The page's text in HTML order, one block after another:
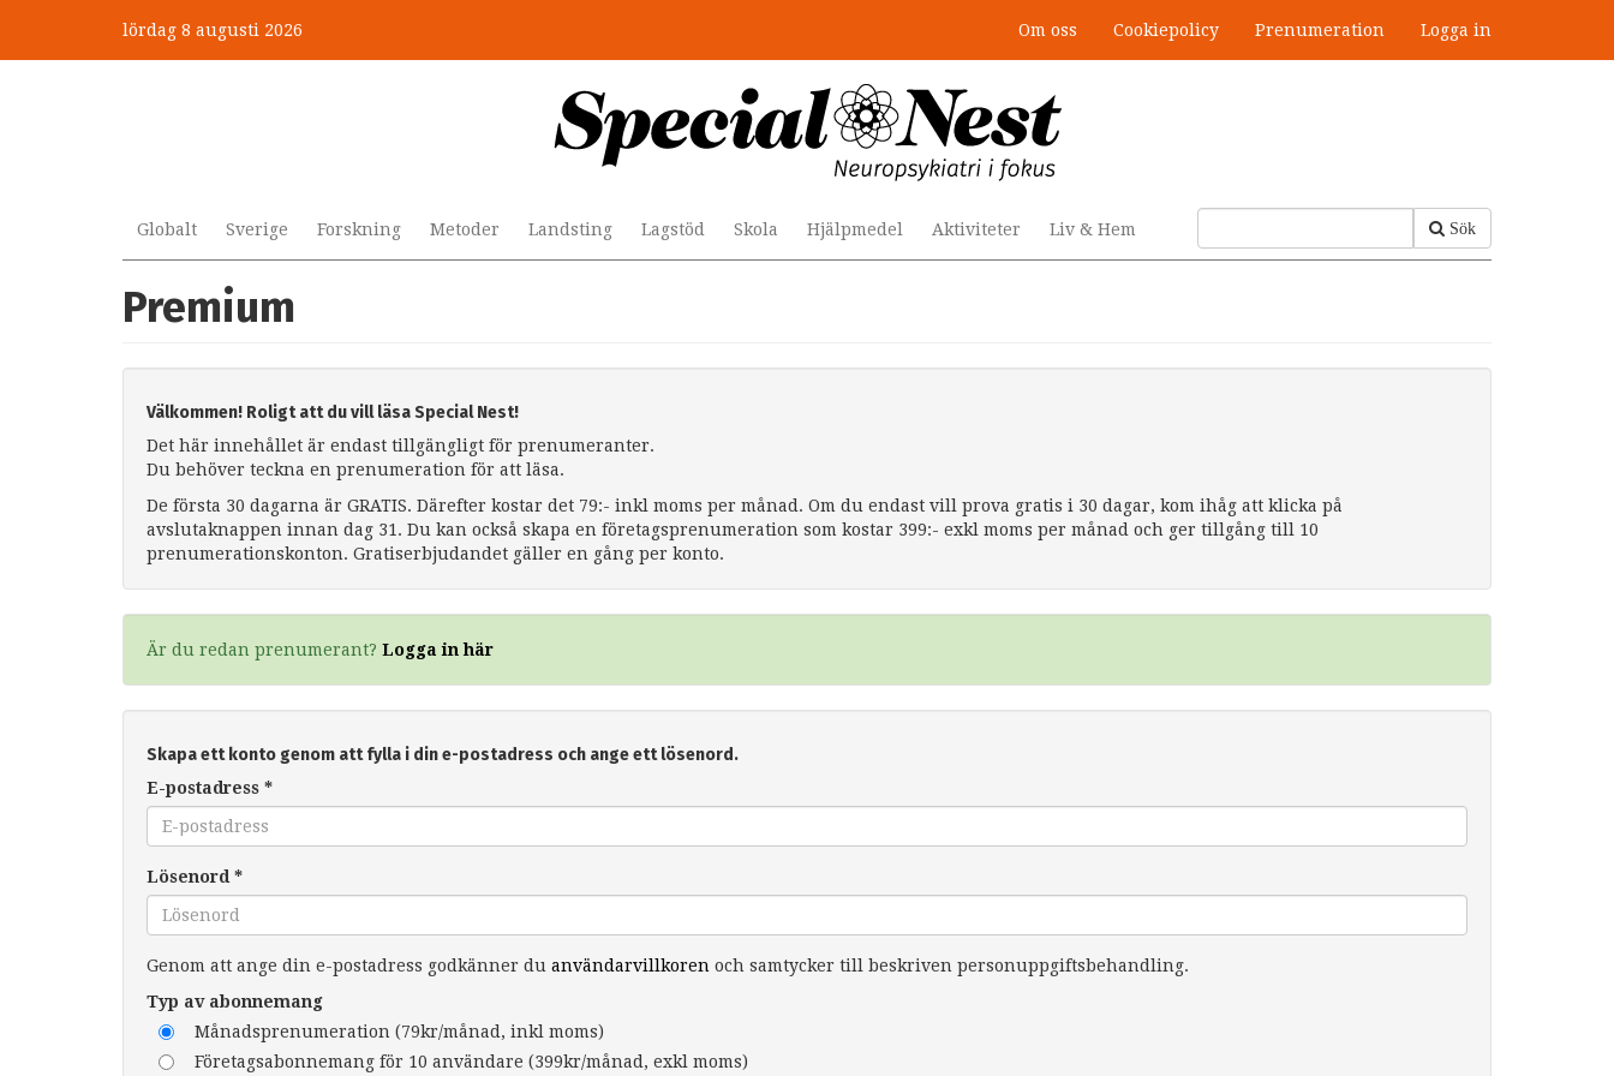
huvudinnehåll
lördag 8 augusti 2026 Om oss Cookiepolicy Prenumeration Logga in
Sök
Globalt Sverige Forskning Metoder Landsting Lagstöd Skola Hjälpmedel Aktiviteter Liv & Hem
Premium
Välkommen! Roligt att du vill läsa Special Nest!
Det här innehållet är endast tillgängligt för prenumeranter.
Du behöver teckna en prenumeration för att läsa.
De första 30 dagarna är GRATIS. Därefter kostar det 79:- inkl moms per månad. Om du endast vill prova gratis i 30 dagar, kom ihåg att klicka på
avslutaknappen innan dag 31. Du kan också skapa en företagsprenumeration som kostar 399:- exkl moms per månad och ger tillgång till 10
prenumerationskonton. Gratiserbjudandet gäller en gång per konto.
Är du redan prenumerant? Logga in här
Skapa ett konto genom att fylla i din e-postadress och ange ett lösenord.
E-postadress *
Lösenord *
Genom att ange din e-postadress godkänner du användarvillkoren och samtycker till beskriven personuppgiftsbehandling.
Typ av abonnemang
Månadsprenumeration (79kr/månad, inkl moms)
Företagsabonnemang för 10 användare (399kr/månad, exkl moms)